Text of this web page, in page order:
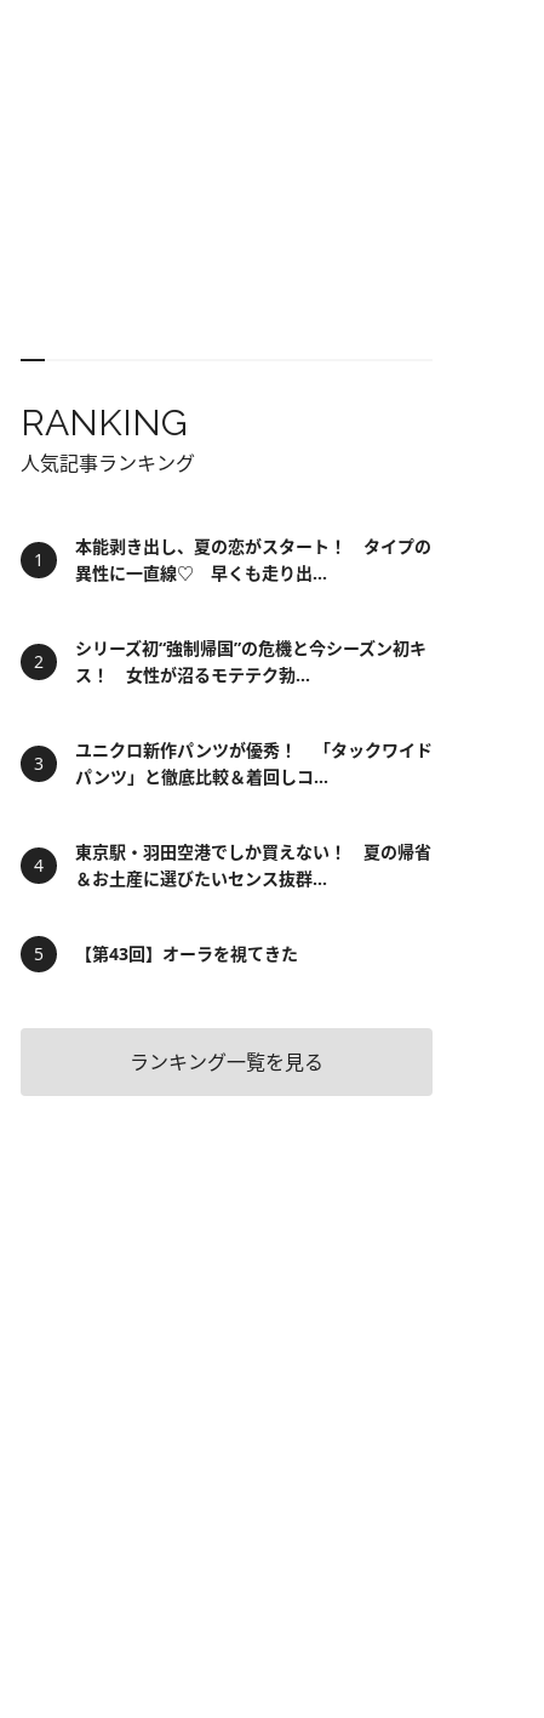
RANKING
人気記事ランキング
本能剥き出し、夏の恋がスタート！ タイプの
異性に一直線♡ 早くも走り出...
シリーズ初“強制帰国”の危機と今シーズン初キ
ス！ 女性が沼るモテテク勃...
ユニクロ新作パンツが優秀！ 「タックワイド
パンツ」と徹底比較＆着回しコ...
東京駅・羽田空港でしか買えない！ 夏の帰省
＆お土産に選びたいセンス抜群...
【第43回】オーラを視てきた
ランキング一覧を見る